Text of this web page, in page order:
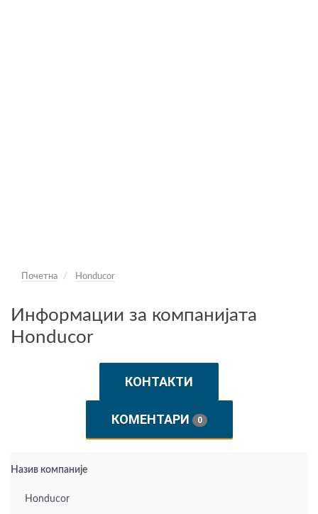
Почетна Honducor
Информации за компанијата
Honducor
КОНТАКТИ
КОМЕНТАРИ 0
Назив компаније
Honducor